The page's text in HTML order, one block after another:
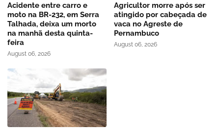
Acidente entre carro e
moto na BR-232, em Serra
Talhada, deixa um morto
na manhã desta quinta-
feira
August 06, 2026
Agricultor morre após ser
atingido por cabeçada de
vaca no Agreste de
Pernambuco
August 06, 2026